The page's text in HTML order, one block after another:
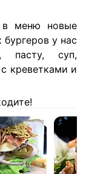
в меню новые
у нас
пасту, суп,
креветками и